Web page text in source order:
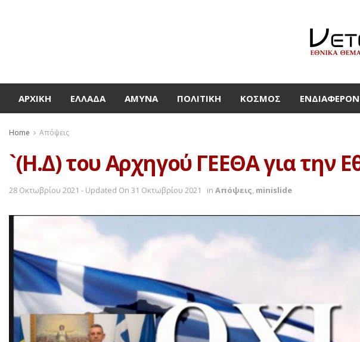
ΑΡΧΙΚΉ ΕΛΛΆΔΑ ΆΜΥΝΑ ΠΟΛΙΤΙΚΉ ΚΌΣΜΟΣ
Home Απόψεις
`(Η.Δ) του Αρχηγού ΓΕΕΘΑ για την
28 Οκτωβρίου 2021 - Updated On 31 Οκτωβρίου 2021 in Απόψεις, minislide